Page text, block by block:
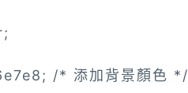
/* 添加背景顏色 */